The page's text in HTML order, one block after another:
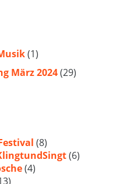
(1)
März 2024(29)
(8)
(6)
(4)